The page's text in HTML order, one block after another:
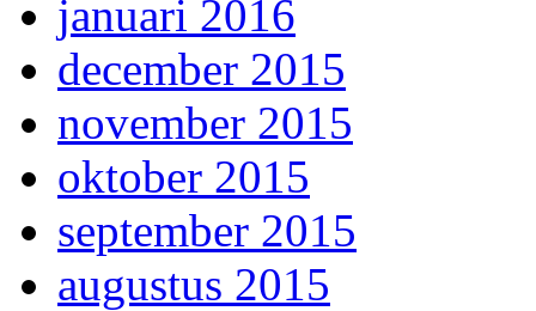
januari 2016
december 2015
november 2015
oktober 2015
september 2015
augustus 2015